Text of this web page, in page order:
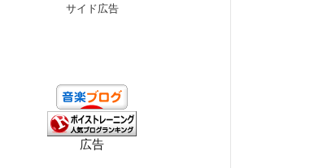
サイド広告
広告